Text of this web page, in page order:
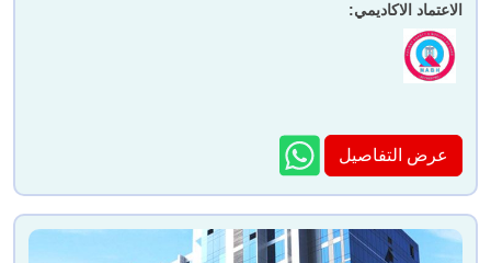
الاعتماد الاكاديمي:
عرض التفاصيل